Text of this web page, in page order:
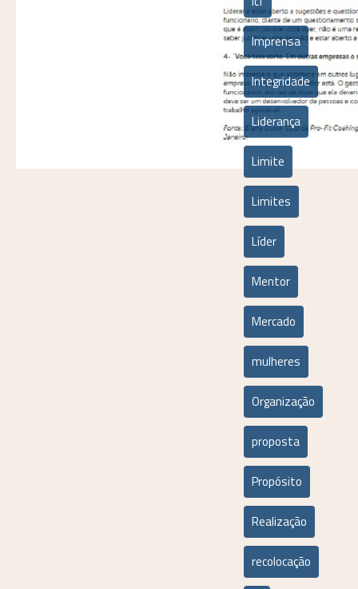
Imprensa
Integridade
Liderança
Limite
Limites
Líder
Mentor
Mercado
mulheres
Organização
proposta
Propósito
Realização
recolocação